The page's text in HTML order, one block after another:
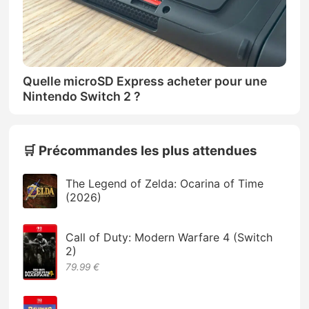
Quelle microSD Express acheter pour une
Nintendo Switch 2 ?
🛒 Précommandes les plus attendues
The Legend of Zelda: Ocarina of Time
(2026)
Call of Duty: Modern Warfare 4 (Switch
2)
79.99 €